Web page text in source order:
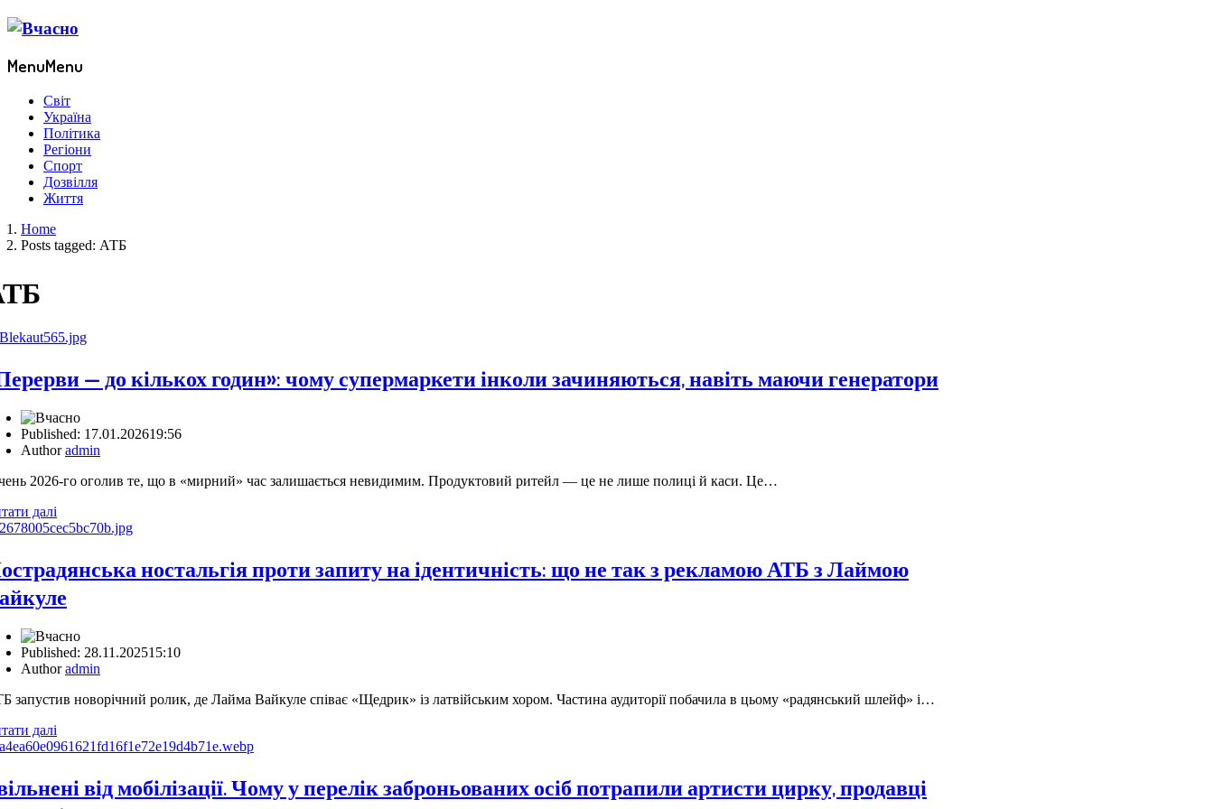
MenuMenu
Світ
Україна
Політика
Регіони
Спорт
Дозвілля
Життя
Home
Posts tagged: АТБ
— до кількох годин»: чому супермаркети інколи зачиняються, навіть маючи генератори
Published: 17.01.202619:56
Authoradmin
2026-го оголив те, що в «мирний» час залишається невидимим. Продуктовий ритейл — це не лише полиці й каси. Це…
далі
ностальгія проти запиту на ідентичність: що не так з рекламою АТБ з Лаймою
Published: 28.11.202515:10
Authoradmin
запустив новорічний ролик, де Лайма Вайкуле співає «Щедрик» із латвійським хором. Частина аудиторії побачила в цьому «радянський шлейф» і…
далі
від мобілізації. Чому у перелік заброньованих осіб потрапили артисти цирку, продавці